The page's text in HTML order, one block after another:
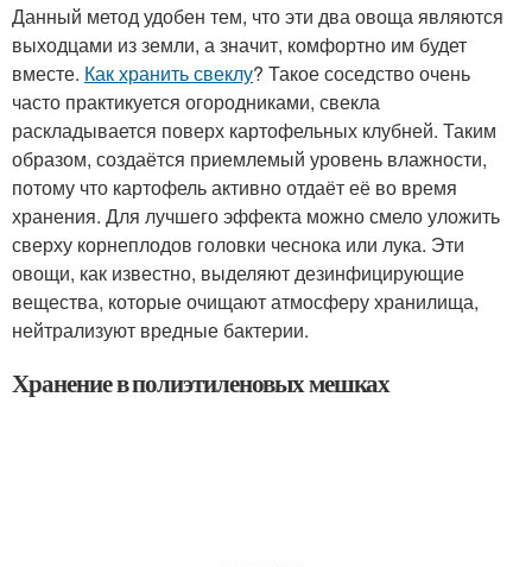
Данный метод удобен тем, что эти два овоща являются
выходцами из земли, а значит, комфортно им будет
вместе. Как хранить свеклу? Такое соседство очень
часто практикуется огородниками, свекла
раскладывается поверх картофельных клубней. Таким
образом, создаётся приемлемый уровень влажности,
потому что картофель активно отдаёт её во время
хранения. Для лучшего эффекта можно смело уложить
сверху корнеплодов головки чеснока или лука. Эти
овощи, как известно, выделяют дезинфицирующие
вещества, которые очищают атмосферу хранилища,
нейтрализуют вредные бактерии.
Хранение в полиэтиленовых мешках